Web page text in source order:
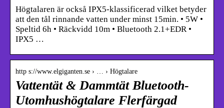
Högtalaren är också IPX5-klassificerad vilket betyder
att den tål rinnande vatten under minst 15min. • 5W •
Speltid 6h • Räckvidd 10m • Bluetooth 2.1+EDR •
IPX5 …
http s://www.elgiganten.se › … › Högtalare
Vattentät & Dammtät Bluetooth-
Utomhushögtalare Flerfärgad